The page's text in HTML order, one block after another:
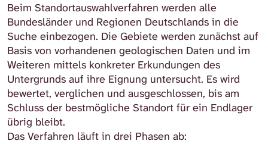
Beim Standortauswahlverfahren werden alle
Bundesländer und Regionen Deutschlands in die
Suche einbezogen. Die Gebiete werden zunächst auf
Basis von vorhandenen geologischen Daten und im
Weiteren mittels konkreter Erkundungen des
Untergrunds auf ihre Eignung untersucht. Es wird
bewertet, verglichen und ausgeschlossen, bis am
Schluss der bestmögliche Standort für ein Endlager
übrig bleibt.
Das Verfahren läuft in drei Phasen ab: